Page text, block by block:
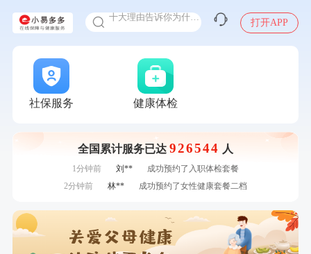
感染人偏肺病毒就会得肺炎吗
入职体检在线预约
甲状腺癌怎么筛查
打开APP
社保服务 健康体检
全国累计服务已达 926544 人
7分钟前 李**
购买了七年五季黑咖啡速溶低脂无添加蔗糖美式咖啡粉
24g*2盒
7分钟前
成功预约了坐班族体检套餐（男）
成功预约了青年白领男套餐
成功预约了青年白领男套餐
1分钟前
戴*
购买了便携式手持小风扇
1分钟前
刘**
成功预约了入职体检套餐
2分钟前
林**
成功预约了女性健康套餐二档
林**
购买了宁安堡新疆无核红枣干150g*2
4分钟前
莫**
成功预约了青少年体检套餐